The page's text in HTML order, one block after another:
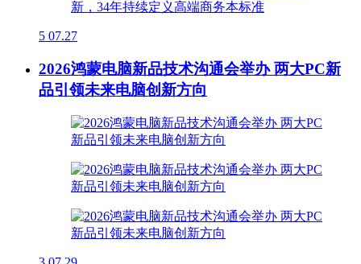
5 07.27
2026鸿蒙电脑新品技术沟通会举办 两大PC新
品引领未来电脑创新方向